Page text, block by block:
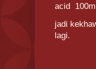
acid
jadi
lagi.